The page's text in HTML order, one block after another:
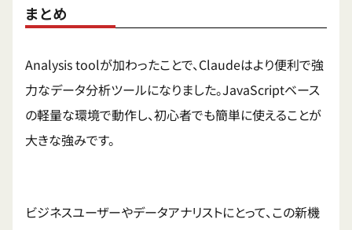
まとめ
Analysis toolが加わったことで、Claudeはより便利で強
力なデータ分析ツールになりました。JavaScriptベース
の軽量な環境で動作し、初心者でも簡単に使えることが
大きな強みです。
ビジネスユーザーやデータアナリストにとって、この新機